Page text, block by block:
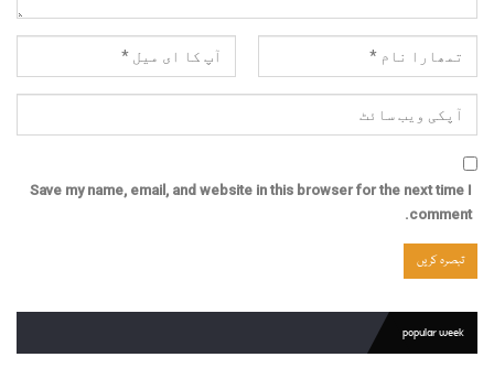
Save my name, email, and website in this browser for the next time I
comment.
popular week